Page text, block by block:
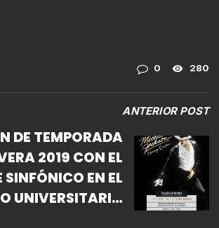
0 280
ANTERIOR POST
DE TEMPORADA
2019 CON EL
EN EL
UNIVERSITARIO